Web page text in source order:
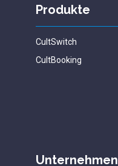
Produkte
CultSwitch
CultBooking
Unternehmen